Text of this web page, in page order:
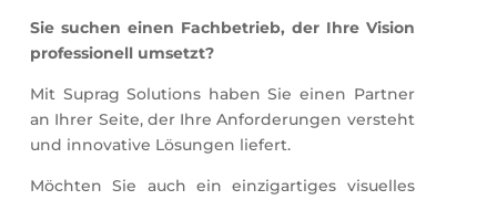
Sie suchen einen Fachbetrieb, der Ihre Vision
professionell umsetzt?
Mit Suprag Solutions haben Sie einen Partner
an Ihrer Seite, der Ihre Anforderungen versteht
und innovative Lösungen liefert.
Möchten Sie auch ein einzigartiges visuelles